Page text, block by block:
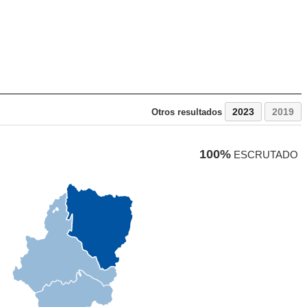
Otros resultados 2023 2019
100% ESCRUTADO